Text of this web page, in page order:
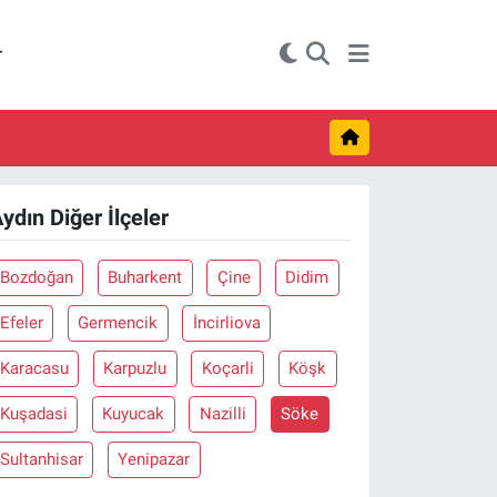
Diğer İlçeler
Bozdoğan Buharkent Çine Didim
Efeler Germencik İncirliova
Karacasu Karpuzlu Koçarli Köşk
Kuşadasi Kuyucak Nazilli Söke
Sultanhisar Yenipazar